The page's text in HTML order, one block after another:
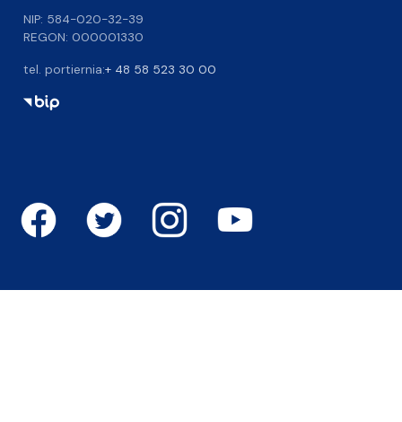
NIP: 584-020-32-39
REGON: 000001330
tel. portiernia:+ 48 58 523 30 00